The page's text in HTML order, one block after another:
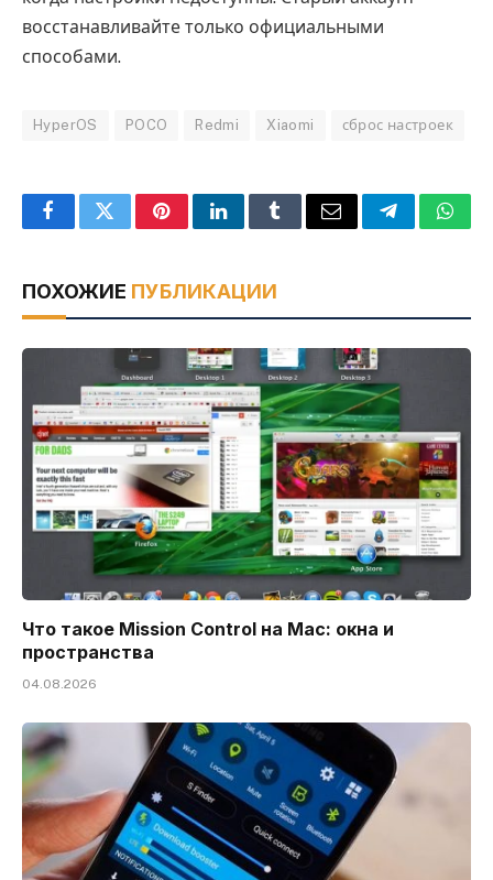
восстанавливайте только официальными
способами.
HyperOS POCO Redmi Xiaomi сброс настроек
FacebookTwitterPinterestLinkedInTumblrEmail Telegram
ПОХОЖИЕ ПУБЛИКАЦИИ
Что такое Mission Control на Mac: окна и
пространства
04.08.2026